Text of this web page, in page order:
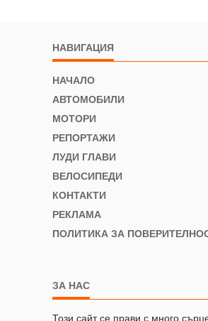
НАВИГАЦИЯ
НАЧАЛО
АВТОМОБИЛИ
МОТОРИ
РЕПОРТАЖИ
ЛУДИ ГЛАВИ
ВЕЛОСИПЕДИ
КОНТАКТИ
РЕКЛАМА
ПОЛИТИКА ЗА
ЗА НАС
Този сайт се прави с много